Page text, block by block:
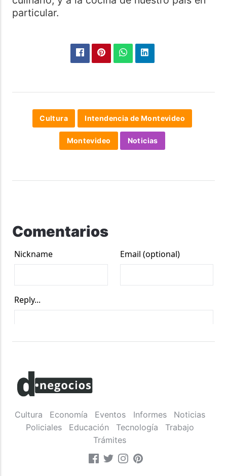
particular.
Cultura Intendencia de Montevideo
Montevideo Noticias
Comentarios
Cultura Economía Eventos Informes
Noticias
Policiales
Educación Tecnología
Trabajo
Trámites